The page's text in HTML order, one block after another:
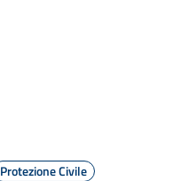
Protezione Civile